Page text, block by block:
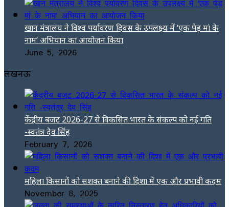
खान मंत्रालय ने विश्व पर्यावरण दिवस के उपलक्ष्य में ‘एक पेड़ मां के
नाम’ अभियान का आयोजन किया
June 5, 2026
लखनऊ
केंद्रीय बजट 2026-27 से विकसित भारत के संकल्प को नई गति
-स्वतंत्र देव सिंह
February 7, 2026
महिला किसानों को सशक्त बनाने की दिशा में एक और प्रभावी कदम
November 8, 2025